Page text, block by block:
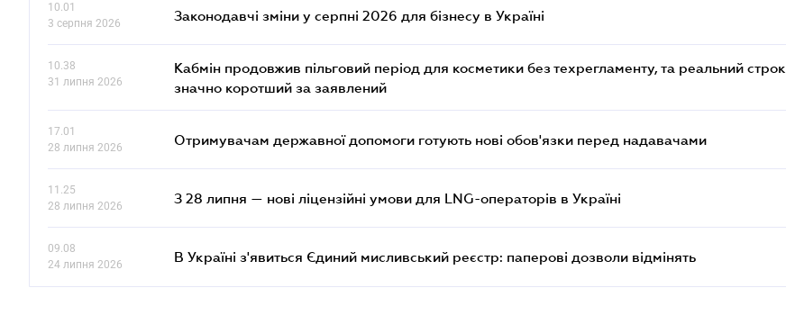
10.01
3 серпня 2026
Законодавчі зміни у серпні 2026 для бізнесу в Україні
10.38
31 липня 2026
Кабмін продовжив пільговий період для косметики без техрегламенту, та реальний строк
значно коротший за заявлений
17.01
28 липня 2026
Отримувачам державної допомоги готують нові обов'язки перед надавачами
11.25
28 липня 2026
З 28 липня — нові ліцензійні умови для LNG-операторів в Україні
09.08
24 липня 2026
В Україні з'явиться Єдиний мисливський реєстр: паперові дозволи відмінять